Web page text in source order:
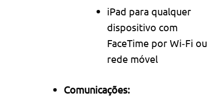
iPad para qualquer
dispositivo com
FaceTime por Wi‑Fi ou
rede móvel
Comunicações: